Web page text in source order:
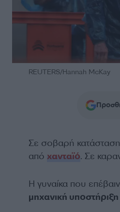
REUTERS/Hannah McKay
Σε σοβαρή
από χανταϊό. Σε
Η γυναίκα που
μηχανική